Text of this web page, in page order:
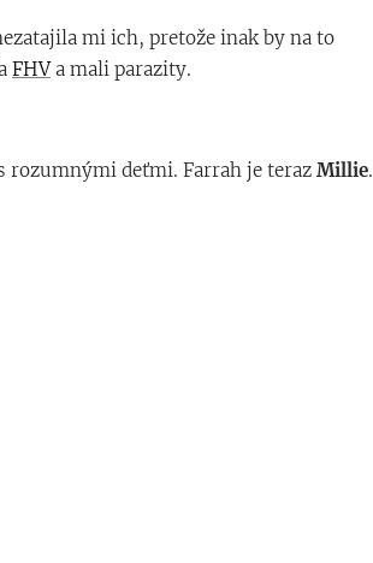
mi ich, pretože inak by na to
FHVa mali parazity.
rozumnými deťmi. Farrah je teraz Millie.